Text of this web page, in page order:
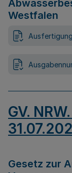
Westfalen
GV.
Gesetz zur